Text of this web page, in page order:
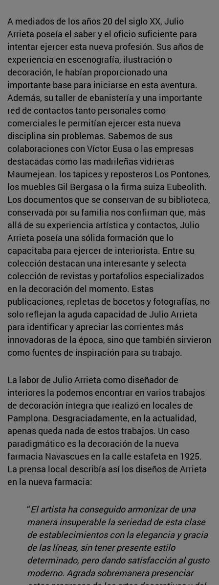
A mediados de los años 20 del siglo XX, Julio
Arrieta poseía el saber y el oficio suficiente para
intentar ejercer esta nueva profesión. Sus años de
experiencia en escenografía, ilustración o
decoración, le habían proporcionado una
importante base para iniciarse en esta aventura.
Además, su taller de ebanistería y una importante
red de contactos tanto personales como
comerciales le permitían ejercer esta nueva
disciplina sin problemas. Sabemos de sus
colaboraciones con Víctor Eusa o las empresas
destacadas como las madrileñas vidrieras
Maumejean. los tapices y reposteros Los Pontones,
los muebles Gil Bergasa o la firma suiza Eubeolith.
Los documentos que se conservan de su biblioteca,
conservada por su familia nos confirman que, más
allá de su experiencia artística y contactos, Julio
Arrieta poseía una sólida formación que lo
capacitaba para ejercer de interiorista. Entre su
colección destacan una interesante y selecta
colección de revistas y portafolios especializados
en la decoración del momento. Estas
publicaciones, repletas de bocetos y fotografías, no
solo reflejan la aguda capacidad de Julio Arrieta
para identificar y apreciar las corrientes más
innovadoras de la época, sino que también sirvieron
como fuentes de inspiración para su trabajo.
La labor de Julio Arrieta como diseñador de
interiores la podemos encontrar en varios trabajos
de decoración íntegra que realizó en locales de
Pamplona. Desgraciadamente, en la actualidad,
apenas queda nada de estos trabajos. Un caso
paradigmático es la decoración de la nueva
farmacia Navascues en la calle estafeta en 1925.
La prensa local describía así los diseños de Arrieta
en la nueva farmacia:
“El artista ha conseguido armonizar de una
manera insuperable la seriedad de esta clase
de establecimientos con la elegancia y gracia
de las líneas, sin tener presente estilo
determinado, pero dando satisfacción al gusto
moderno. Agrada sobremanera presenciar